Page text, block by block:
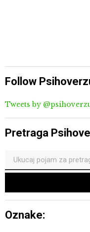
Follow
Tweets by
Pretraga
Oznake: